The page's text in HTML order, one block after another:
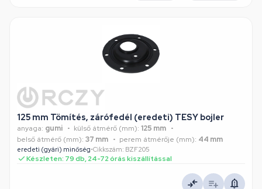
125 mm Tömítés, zárófedél (eredeti) TESY bojler
anyaga: gumi külső átmérő (mm): 125 mm
belső átmérő (mm): 37 mm perem átmérője (mm): 44 mm
eredeti (gyári) minőség•Cikkszám: BZF205
Készleten: 79 db, 24-72 órás kiszállítással